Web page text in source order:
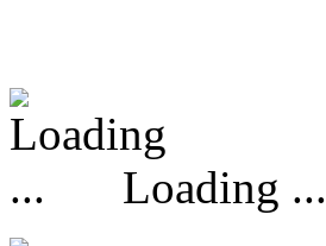
Loading ...